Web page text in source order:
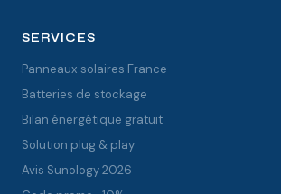
SERVICES
Panneaux solaires France
Batteries de stockage
Bilan énergétique gratuit
Solution plug & play
Avis Sunology 2026